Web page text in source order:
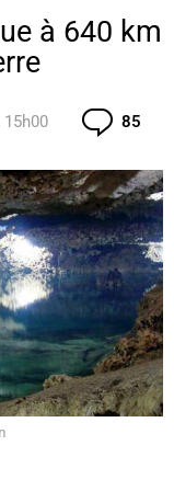
à 640 km
15h00 85